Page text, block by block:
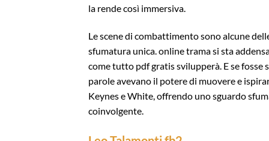
la rende così immersiva.
Le scene di combattimento sono alcune
sfumatura unica. online trama si sta
come tutto pdf gratis svilupperà. E se fosse
parole avevano il potere di muovere e
Keynes e White, offrendo uno sguardo
coinvolgente.